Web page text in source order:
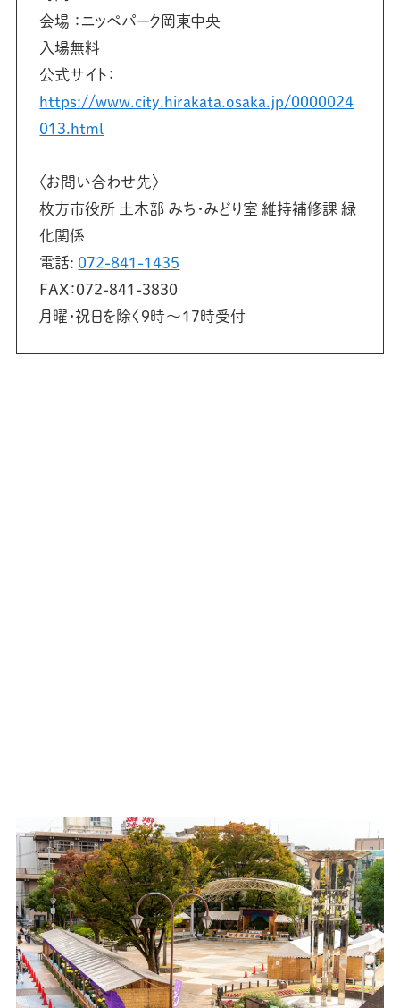
会場 ：ニッペパーク岡東中央
入場無料
公式サイト：
https://www.city.hirakata.osaka.jp/0000024
013.html
〈お問い合わせ先〉
枚方市役所 土木部 みち・みどり室 維持補修課 緑
化関係
電話: 072-841-1435
FAX：072-841-3830
月曜・祝日を除く9時～17時受付